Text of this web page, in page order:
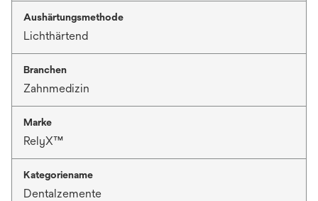
Aushärtungsmethode
Lichthärtend
Branchen
Zahnmedizin
Marke
RelyX™
Kategoriename
Dentalzemente